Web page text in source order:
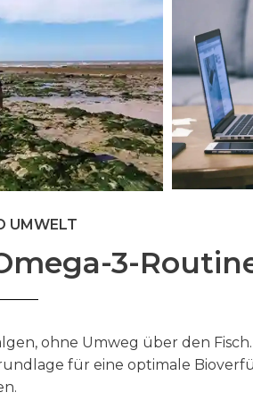
UMWELT
3-
ohne Umweg über den Fisch.
für eine optimale